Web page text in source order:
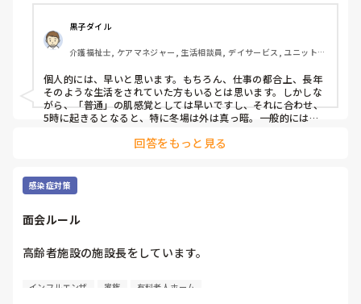
朝6時に朝食、口腔ケア後に居室誘導・二度寝、8時頃に再度
起こして検温・バイタル測定をしていますが、利用者・スタ
ッフ共に負担がかかってるのではと思っています。
6時に朝食のために5時頃から利用者を起こし、食後にまた寝
て1時間で起こしと、1人夜勤で忙しいだろうに、トイレ・居
室誘導が必要な利用者もいると時間がもったいないし利用者
もゆっくりできないのではと思います。
私が出勤する頃には、夜勤者によっては慌ただしくしている
はだめなのかと思うことがあります。
ら」「そのように業務するよう言われているから」「利用者
は朝早くても、また寝るから身体の負担は少ない」と言われ
業務改善を考える機会があるものの、夜勤をしていないた
そこで話が終わってしまいます。
利用者の状況もありますし、私の感覚が合わないだけなのか
黒子ダイル
介護福祉士, ケアマネジャー, 生活相談員, デイサービス, ユニット型
個人的には、早いと思います。もちろん、仕事の都合上、長年
そのような生活をされていた方もいるとは思います。しかしな
がら、「普通」の肌感覚としては早いですし、それに合わせ、
5時に起きるとなると、特に冬場は外は真っ暗。一般的には、8
理念である、これまでの生活の継続からしてもよろしくないと
回答をもっと見る
感染症対策
面会ルール
高齢者施設の施設長をしています。
皆さんが勤務されている施設での面会ルールはどうなってい
インフルエンザ 家族 有料老人ホーム